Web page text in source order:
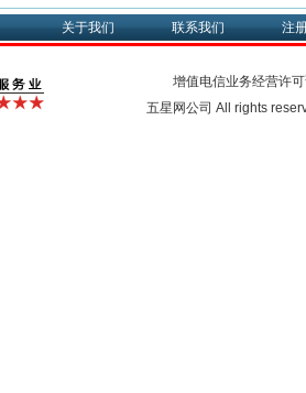
关于我们 联系我们 注
增值电信业务经营许
五星网公司 All rights